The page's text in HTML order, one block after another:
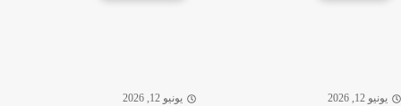
12, 2026 يونيو 12, 2026